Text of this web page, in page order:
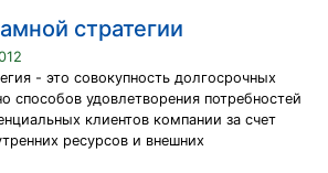
стратегии
- это совокупность долгосрочных
способов удовлетворения потребностей
клиентов компании за счет
ресурсов и внешних